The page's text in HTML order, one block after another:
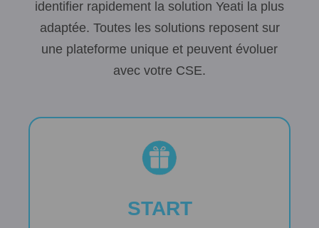
identifier rapidement la solution Yeati la plus
adaptée. Toutes les solutions reposent sur
une plateforme unique et peuvent évoluer
avec votre CSE.
START